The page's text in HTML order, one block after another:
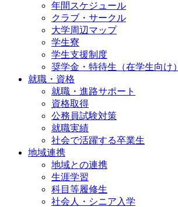
年間スケジュール
クラブ・サークル
大学周辺マップ
学生寮
学生支援制度
奨学金・特待生（在学生向け）
就職・資格
就職・進路サポート
資格取得
公務員試験対策
就職実績
社会で活躍する卒業生
地域連携
地域との連携
生涯学習
科目等履修生
社会人・シニア入学